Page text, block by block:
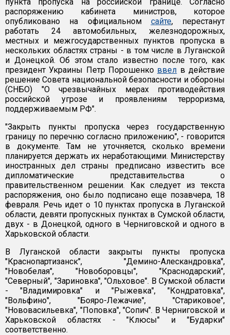
распоряжению кабинета министров, которое
опубликовано на официальном сайте, перестанут
работать 24 автомобильных, железнодорожных,
местных и межгосударственных пунктов пропуска в
нескольких областях страны - в том числе в Луганской
и Донецкой. Об этом стало известно после того, как
президент Украины Петр Порошенко ввел в действие
решение Совета национальной безопасности и обороны
(СНБО) "О чрезвычайных мерах противодействия
российской угрозе и проявлениям терроризма,
поддерживаемым РФ".
"Закрыть пункты пропуска через государственную
границу по перечню согласно приложению", - говорится
в документе. Там не уточняется, сколько времени
планируется держать их неработающими. Министерству
иностранных дел страны предписано известить все
дипломатические представительства о
правительственном решении. Как следует из текста
распоряжения, оно было подписано еще позавчера, 18
февраля. Речь идет о 10 пунктах пропуска в Луганской
области, девяти пропускных пунктах в Сумской области,
двух - в Донецкой, одного в Черниговской и одного в
Харьковской области.
В Луганской области закрыты пункты пропуска
"Краснопартизанск", "Демино-Алескандровка",
"Новобелая", "Новоборовцы", "Краснодарский",
"Северный", "Зариновка", "Ольховое". В Сумской области
- "Владимировка" и "Рыжевка", "Кондратовка",
"Вольфино", "Бояро-Лежачие", "Стариковое",
"Нововасильевка", "Поповка", "Сопич". В Черниговской и
Харьковской областях - "Клюсы" и "Бударки"
соответственно.